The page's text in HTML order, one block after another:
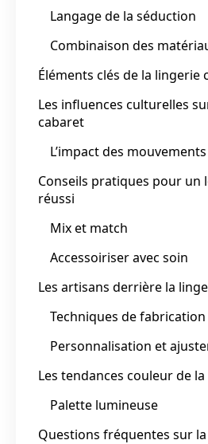
Langage de la séduction
Combinaison des
Éléments clés de la lingerie
Les influences culturelles
cabaret
L’impact des
Conseils pratiques pour un
réussi
Mix et match
Accessoiriser avec soin
Les artisans derrière la
Techniques de fabrication
Personnalisation et
Les tendances couleur de
Palette lumineuse
Questions fréquentes sur